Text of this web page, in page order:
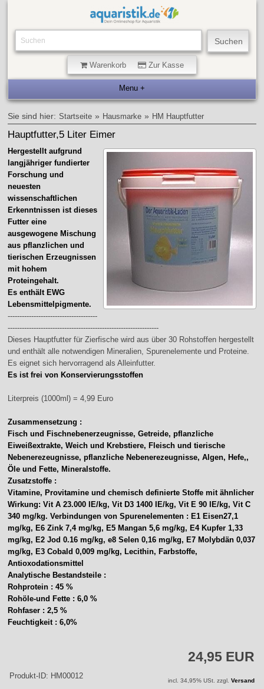
Warenkorb Zur Kasse
Sie sind hier: Startseite » Hausmarke » HM Hauptfutter
Hauptfutter,5 Liter Eimer
Hergestellt aufgrund
langjähriger fundierter
Forschung und
neuesten
wissenschaftlichen
Erkenntnissen ist dieses
Futter eine
ausgewogene Mischung
aus pflanzlichen und
tierischen Erzeugnissen
mit hohem
Proteingehalt.
Es enthält EWG
Lebensmittelpigmente.
--------------------------------------
----------------------------------------------------------------
Dieses Hauptfutter für Zierfische wird aus über 30 Rohstoffen hergestellt
und enthält alle notwendigen Mineralien, Spurenelemente und Proteine.
Es eignet sich hervorragend als Alleinfutter.
Es ist frei von Konservierungsstoffen
Literpreis (1000ml) = 4,99 Euro
Zusammensetzung :
Fisch und Fischnebenerzeugnisse, Getreide, pflanzliche
Eiweißextrakte, Weich und Krebstiere, Fleisch und tierische
Nebenerezeugnisse, pflanzliche Nebenerezeugnisse, Algen, Hefe,,
Öle und Fette, Mineralstoffe.
Zusatzstoffe :
Vitamine, Provitamine und chemisch definierte Stoffe mit ähnlicher
Wirkung: Vit A 23.000 IE/kg, Vit D3 1400 IE/kg, Vit E 90 IE/kg, Vit C
340 mg/kg. Verbindungen von Spurenelementen : E1 Eisen27,1
mg/kg, E6 Zink 7,4 mg/kg, E5 Mangan 5,6 mg/kg, E4 Kupfer 1,33
mg/kg, E2 Jod 0.16 mg/kg, e8 Selen 0,16 mg/kg, E7 Molybdän 0,037
mg/kg, E3 Cobald 0,009 mg/kg, Lecithin, Farbstoffe,
Antioxodationsmittel
Analytische Bestandsteile :
Rohprotein : 45 %
Rohöle-und Fette : 6,0 %
Rohfaser : 2,5 %
Feuchtigkeit : 6,0%
24,95 EUR
Produkt-ID: HM00012
incl. 34,95% USt. zzgl. Versand